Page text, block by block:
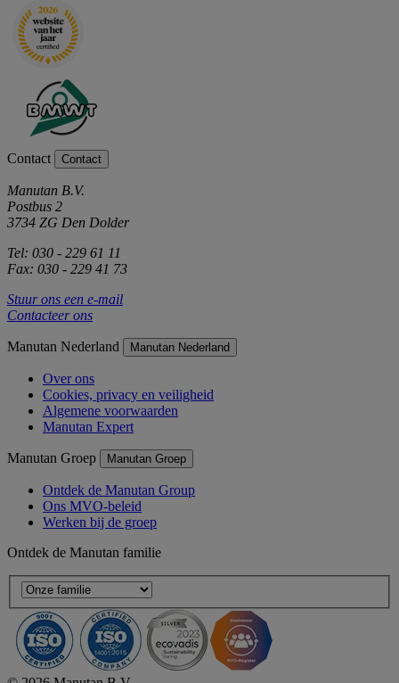
Contact Contact
Manutan B.V.
Postbus 2
3734 ZG Den Dolder
Tel: 030 - 229 61 11
Fax: 030 - 229 41 73
Stuur ons een e-mail
Contacteer ons
Manutan Nederland Manutan Nederland
Over ons
Cookies, privacy en veiligheid
Algemene voorwaarden
Manutan Expert
Manutan Groep Manutan Groep
Ontdek de Manutan Group
Ons MVO-beleid
Werken bij de groep
Ontdek de Manutan familie